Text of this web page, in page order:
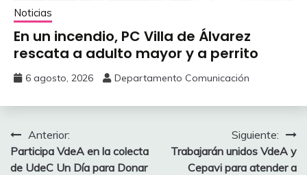
Noticias
En un incendio, PC Villa de Álvarez
‎rescata a adulto mayor y a perrito
6 agosto, 2026 Departamento Comunicación
Navegación
de
Anterior:
Participa VdeA en la colecta
de UdeC Un Día para Donar
Siguiente:
Trabajarán unidos VdeA y
Cepavi para atender a